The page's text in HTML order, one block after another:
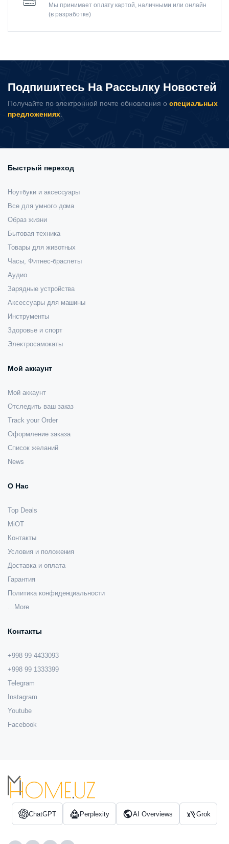
Мы принимает оплату картой, наличными или онлайн
(в разработке)
Подпишитесь На Рассылку Новостей
Получайте по электронной почте обновления о специальных
предложениях.
Быстрый переход
Ноутбуки и аксессуары
Все для умного дома
Образ жизни
Бытовая техника
Товары для животных
Часы, Фитнес-браслеты
Аудио
Зарядные устройства
Аксессуары для машины
Инструменты
Здоровье и спорт
Электросамокаты
Мой аккаунт
Мой аккаунт
Отследить ваш заказ
Track your Order
Оформление заказа
Список желаний
News
О Нас
Top Deals
MiOT
Контакты
Условия и положения
Доставка и оплата
Гарантия
Политика конфиденциальности
…More
Контакты
+998 99 4433093
+998 99 1333399
Telegram
Instagram
Youtube
Facebook
ChatGPT Perplexity AI Overviews Grok